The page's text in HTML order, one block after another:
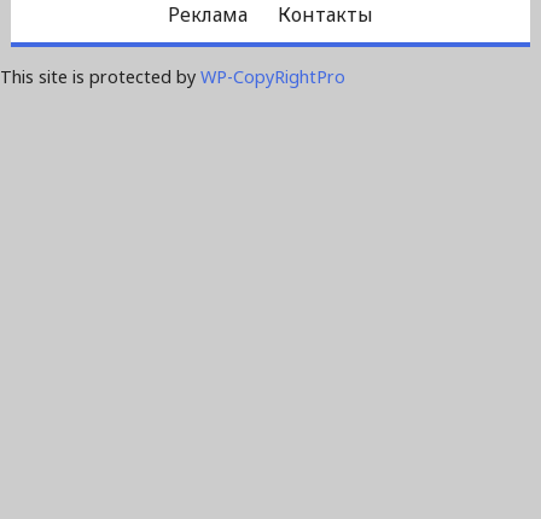
Реклама
Контакты
This site is protected by WP-CopyRightPro